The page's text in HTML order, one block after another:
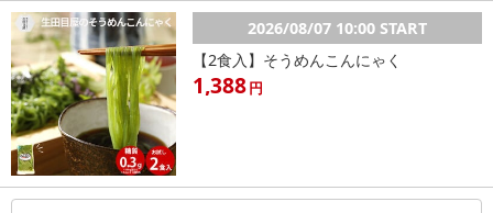
■その他共通および商品カテゴリー別注意事項（※必ずご確認くだ
さい）
こちらの情報は2026年08月04日
2026/08/07 10:00 START
【2食入】そうめんこんにゃく
1,388円